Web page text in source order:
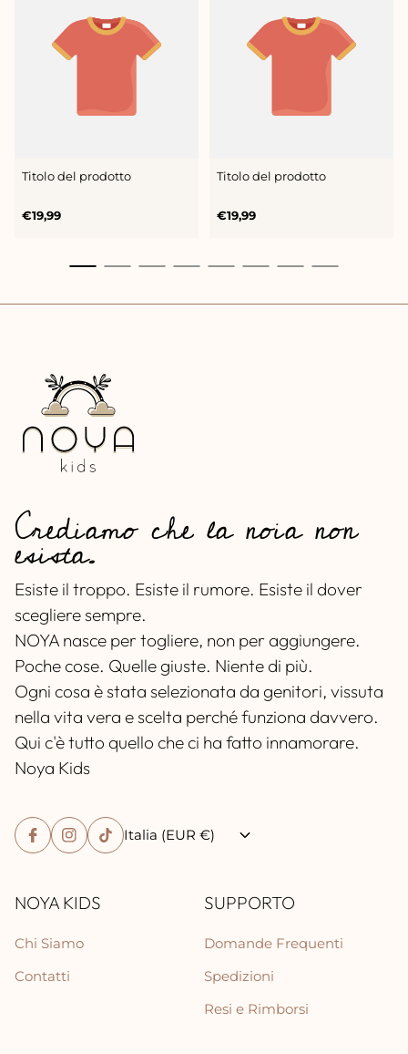
PRODOTTO:
Titolo del prodotto
Prezzo
€19,99
PRODOTTO:
Titolo del prodotto
Prezzo
€19,99
Crediamo che la noia non
esista.
Esiste il troppo. Esiste il rumore. Esiste il dover
scegliere sempre.
NOYA nasce per togliere, non per aggiungere.
Poche cose. Quelle giuste. Niente di più.
Ogni cosa è stata selezionata da genitori, vissuta
nella vita vera e scelta perché funziona davvero.
Qui c'è tutto quello che ci ha fatto innamorare.
Noya Kids
Italia (EUR €)
NOYA KIDS
Chi Siamo
Contatti
SUPPORTO
Domande Frequenti
Spedizioni
Resi e Rimborsi